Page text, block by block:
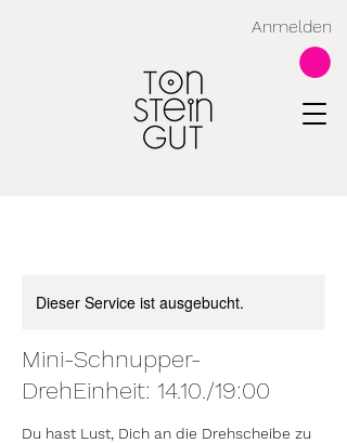
Anmelden
Dieser Service ist ausgebucht.
Mini-Schnupper-
DrehEinheit: 14.10./19:00
Du hast Lust, Dich an die Drehscheibe zu